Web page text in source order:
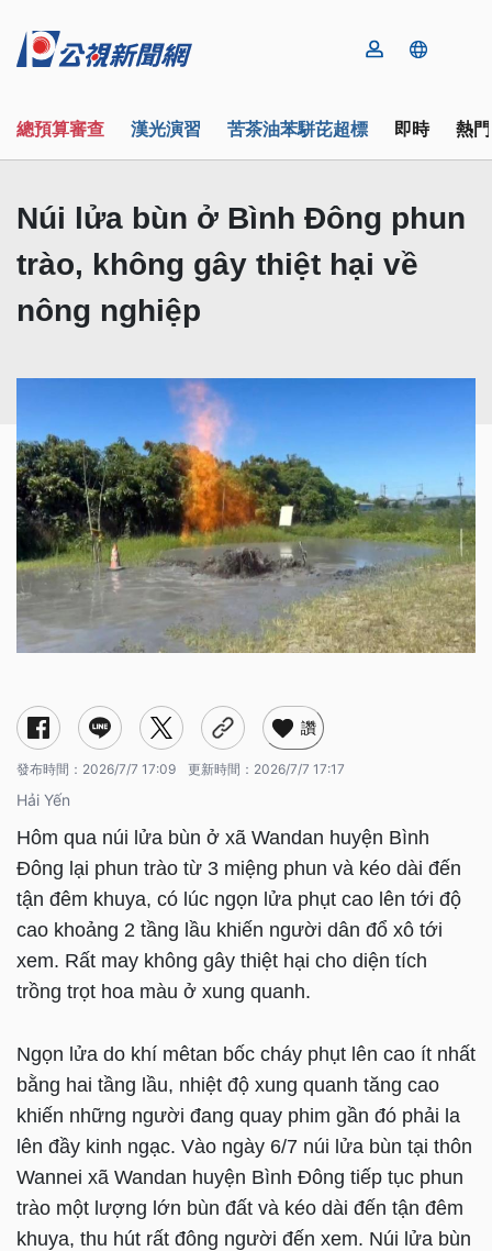
總預算審查 漢光演習 苦茶油苯駢芘超標 即時 熱
Núi lửa bùn ở Bình Đông phun
trào, không gây thiệt hại về
nông nghiệp
讚
發布時間： 2026/7/7 17:09 更新時間： 2026/7/7 17:17
Hải Yến
Hôm qua núi lửa bùn ở xã Wandan huyện Bình
Đông lại phun trào từ 3 miệng phun và kéo dài đến
tận đêm khuya, có lúc ngọn lửa phụt cao lên tới độ
cao khoảng 2 tầng lầu khiến người dân đổ xô tới
xem. Rất may không gây thiệt hại cho diện tích
trồng trọt hoa màu ở xung quanh.
Ngọn lửa do khí mêtan bốc cháy phụt lên cao ít nhất
bằng hai tầng lầu, nhiệt độ xung quanh tăng cao
khiến những người đang quay phim gần đó phải la
lên đầy kinh ngạc. Vào ngày 6/7 núi lửa bùn tại thôn
Wannei xã Wandan huyện Bình Đông tiếp tục phun
trào một lượng lớn bùn đất và kéo dài đến tận đêm
khuya, thu hút rất đông người đến xem. Núi lửa bùn